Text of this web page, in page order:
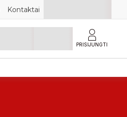
Kontaktai
PRISIJUNGTI